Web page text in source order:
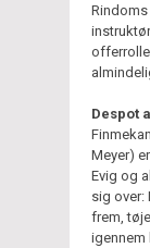
Despot
Meyer)
Evig og
sig over:
frem,
igennem